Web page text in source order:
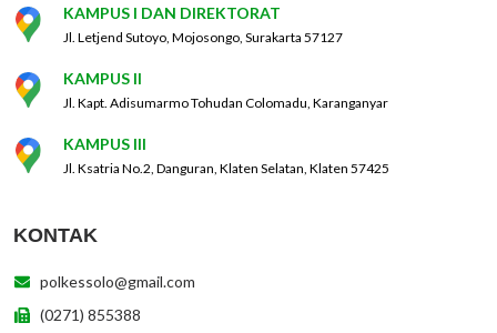
KAMPUS I DAN DIREKTORAT
Jl. Letjend Sutoyo, Mojosongo, Surakarta 57127
KAMPUS II
Jl. Kapt. Adisumarmo Tohudan Colomadu, Karanganyar
KAMPUS III
Jl. Ksatria No.2, Danguran, Klaten Selatan, Klaten 57425
KONTAK
polkessolo@gmail.com
(0271) 855388